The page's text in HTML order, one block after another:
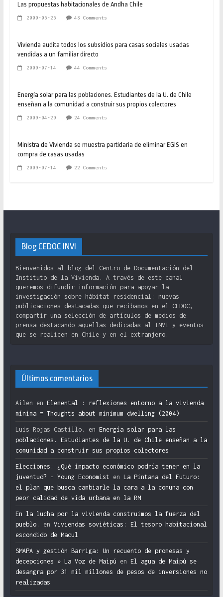
Las propuestas habitacionales de Andha Chile
2009-06-26 48 Comments
Vivienda audita todos los subsidios para casas sociales usadas
vendidas a un familiar directo
2009-07-14 44 Comments
Energía solar para las poblaciones. Estudiantes de la U. de Chile
enseñan a la comunidad a construir sus propios colectores
2009-04-29 24 Comments
Ministra de Vivienda se muestra partidaria de eliminar EGIS en
compra de casas usadas
2009-07-14 22 Comments
Blog CEDOC INVI
Bienvenidos al blog del Centro de Documentación del
Instituto de la Vivienda. A través de este canal
queremos difundir información para apoyar la
investigación sobre hábitat residencial: nuevas
publicaciones destacadas que recibamos en el CEDOC,
compartir una selección de artículos de medios de
prensa destacando aquellas dedicadas al INVI y eventos
que se realicen en Chile y en el extranjero.
Últimos comentarios
Ailen en Elemental : reflexiones entorno a la vivienda
mínima = Thoughts about minimum dwelling (2004)
Luis Rojas Castillo. en Energía solar para las
poblaciones. Estudiantes de la U. de Chile enseñan a la
comunidad a construir sus propios colectores
Elecciones: ¿Qué impacto económico podría tener en la
juventud? – Young Economist en La Pintana del Futuro:
el plan que busca cambiarle la cara a la comuna con
peor calidad de vida urbana en la RM
En la lucha por la vivienda construimos la fuerza del
pueblo.
en Viviendas soviéticas: El tesoro habitacional
escondido de Macul
SMAPA y gestión Barriga: Un recuento de promesas y
decepciones » La Voz de Maipú en El agua de Maipú se
desangra por 31 mil millones de pesos de inversiones no
realizadas